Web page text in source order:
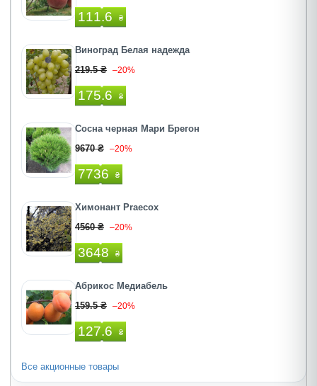
111.6 ₴
Виноград Белая надежда
219.5 ₴ –20%
175.6 ₴
Сосна черная Мари Брегон
9670 ₴ –20%
7736 ₴
Химонант Praecox
4560 ₴ –20%
3648 ₴
Абрикос Медиабель
159.5 ₴ –20%
127.6 ₴
Все акционные товары